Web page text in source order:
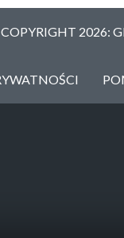
COPYRIGHT 2026: